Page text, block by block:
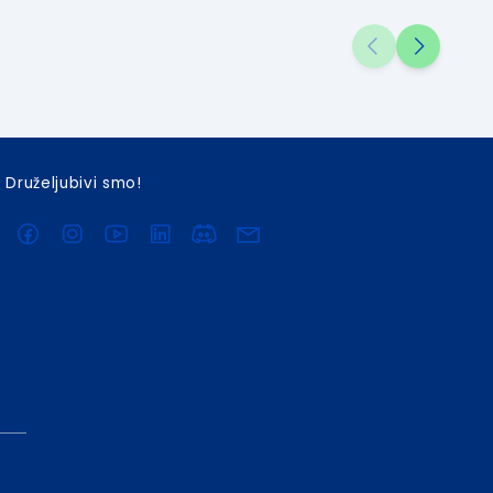
izvršene z...
Druželjubivi smo!